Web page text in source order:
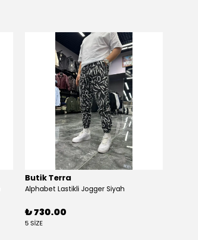
Butik Terra
Alphabet Lastikli Jogger Siyah
₺ 730.00
5 SİZE